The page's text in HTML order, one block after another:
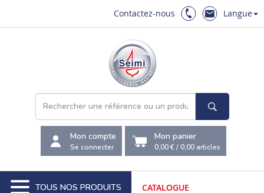
Contactez-nous Langue
Mon compte
Se connecter
Mon panier
0,00 €/0,00 articles
TOUS NOS PRODUITS CATALOGUE